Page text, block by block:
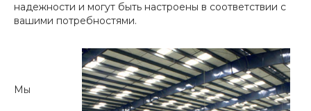
надежности и могут быть настроены в соответствии с
вашими потребностями.
Мы